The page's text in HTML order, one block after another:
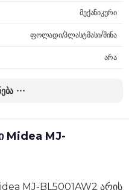
მექანიკური
ფოლადი/პლასტმასი/მინა
არა
Midea MJ-
MJ-BL5001AW2 არის